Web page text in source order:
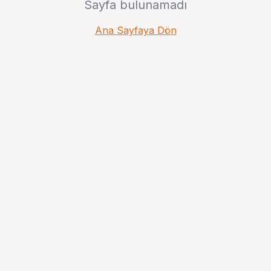
Sayfa bulunamadı
Ana Sayfaya Dön